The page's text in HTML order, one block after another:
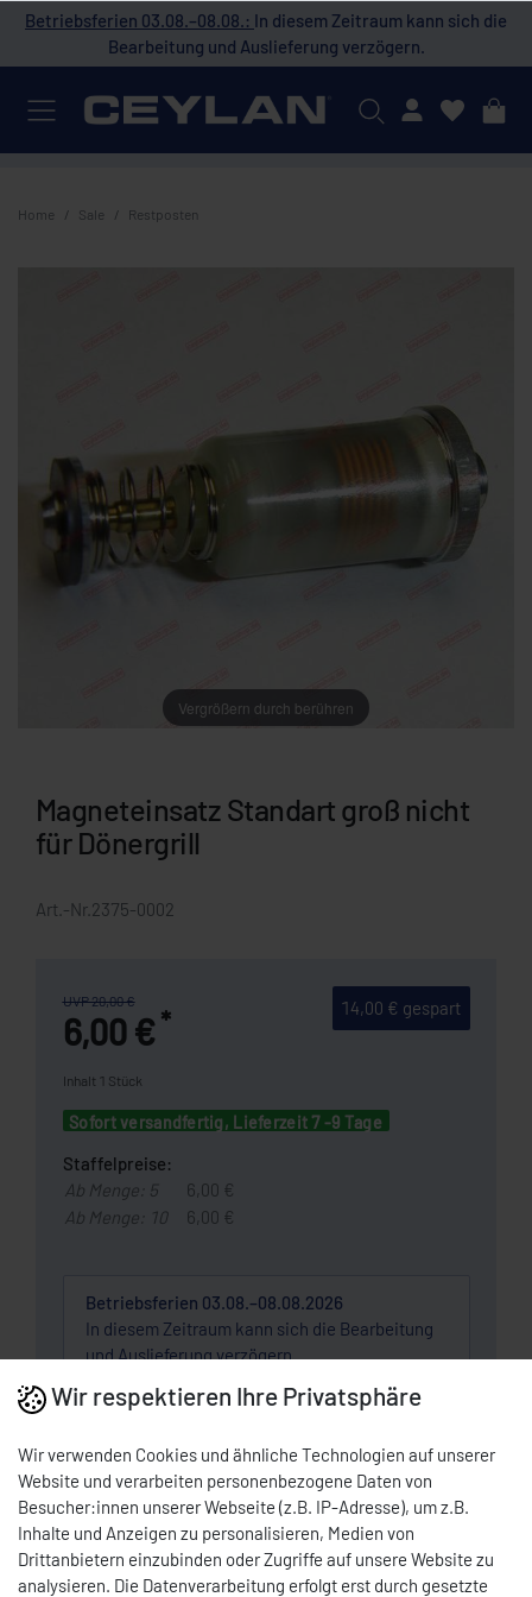
Betriebsferien 03.08.–08.08.: In diesem Zeitraum kann sich die
Bearbeitung und Auslieferung verzögern.
Mein Konto
Home Sale Restposten
Vergrößern durch berühren
Magneteinsatz Standart groß nicht
für Dönergrill
Art.-Nr. 2375-0002
14,00 € gespart
UVP 20,00 €
6,00 €*
Inhalt 1 Stück
Sofort versandfertig, Lieferzeit 7 -9 Tage
Staffelpreise:
Ab Menge: 5
6,00 €
Ab Menge: 10
6,00 €
Betriebsferien 03.08.–08.08.2026
In diesem Zeitraum kann sich die Bearbeitung
und Auslieferung verzögern.
* Nettopreis | Bruttopreis inkl. 19% MwSt.: 7,14 EUR, zzgl. Versandkosten
DOWNLOAD PDF
Wir respektieren Ihre Privatsphäre
Wir verwenden Cookies und ähnliche Technologien auf unserer
Website und verarbeiten personenbezogene Daten von
Besucher:innen unserer Webseite (z.B. IP-Adresse), um z.B.
Inhalte und Anzeigen zu personalisieren, Medien von
Drittanbietern einzubinden oder Zugriffe auf unsere Website zu
analysieren. Die Datenverarbeitung erfolgt erst durch gesetzte